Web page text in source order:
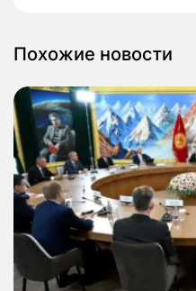
Похожие новости